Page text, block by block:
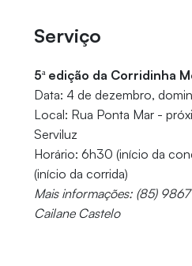
Serviço
5ª edição da Corridinha
Data: 4 de dezembro,
Local: Rua Ponta Mar -
Serviluz
Horário: 6h30 (início da
(início da corrida)
Mais informações: (85)
Cailane Castelo